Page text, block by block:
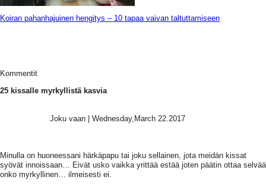
Koiran pahanhajuinen hengitys – 10 tapaa vaivan taltuttamiseen
Kommentit
25 kissalle myrkyllistä kasvia
Joku vaan Wednesday,March 22.2017
Minulla on huoneessani härkäpapu tai joku sellainen, jota meidän kissat
syövät innoissaan… Eivät usko vaikka yrittää estää joten päätin ottaa selvää
onko myrkyllinen… ilmeisesti ei.